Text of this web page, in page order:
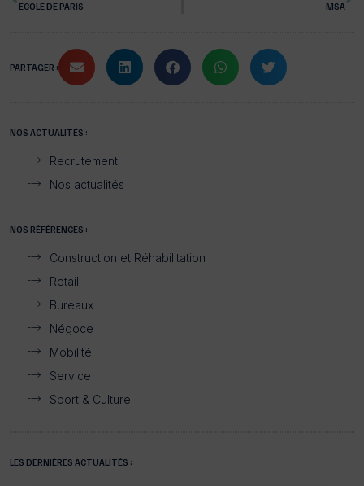
ECOLE DE PARIS MSA
PARTAGER :
NOS ACTUALITÉS :
Recrutement
Nos actualités
NOS RÉFÉRENCES :
Construction et Réhabilitation
Retail
Bureaux
Négoce
Mobilité
Service
Sport & Culture
LES DERNIÈRES ACTUALITÉS :